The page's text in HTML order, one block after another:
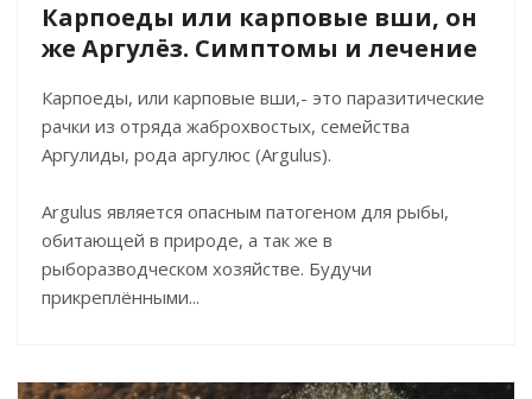
Карпоеды или карповые вши, он
же Аргулёз. Симптомы и лечение
Карпоеды, или карповые вши,- это паразитические
рачки из отряда жаброхвостых, семейства
Аргулиды, рода аргулюс (Argulus).
Argulus является опасным патогеном для рыбы,
обитающей в природе, а так же в
рыборазводческом хозяйстве. Будучи
прикреплёнными...